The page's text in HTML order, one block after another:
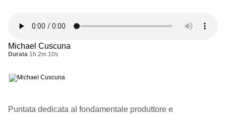
Michael Cuscuna
Durata 1h 2m 10s
Puntata dedicata al fondamentale produttore e